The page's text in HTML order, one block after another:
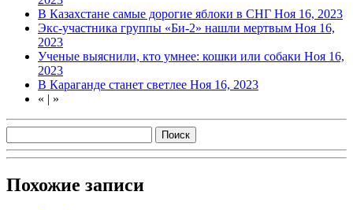
В Казахстане самые дорогие яблоки в СНГ Ноя 16, 2023
Экс-участника группы «Би-2» нашли мертвым Ноя 16,
2023
Ученые выяснили, кто умнее: кошки или собаки Ноя 16,
2023
В Караганде станет светлее Ноя 16, 2023
« | »
Похожие записи